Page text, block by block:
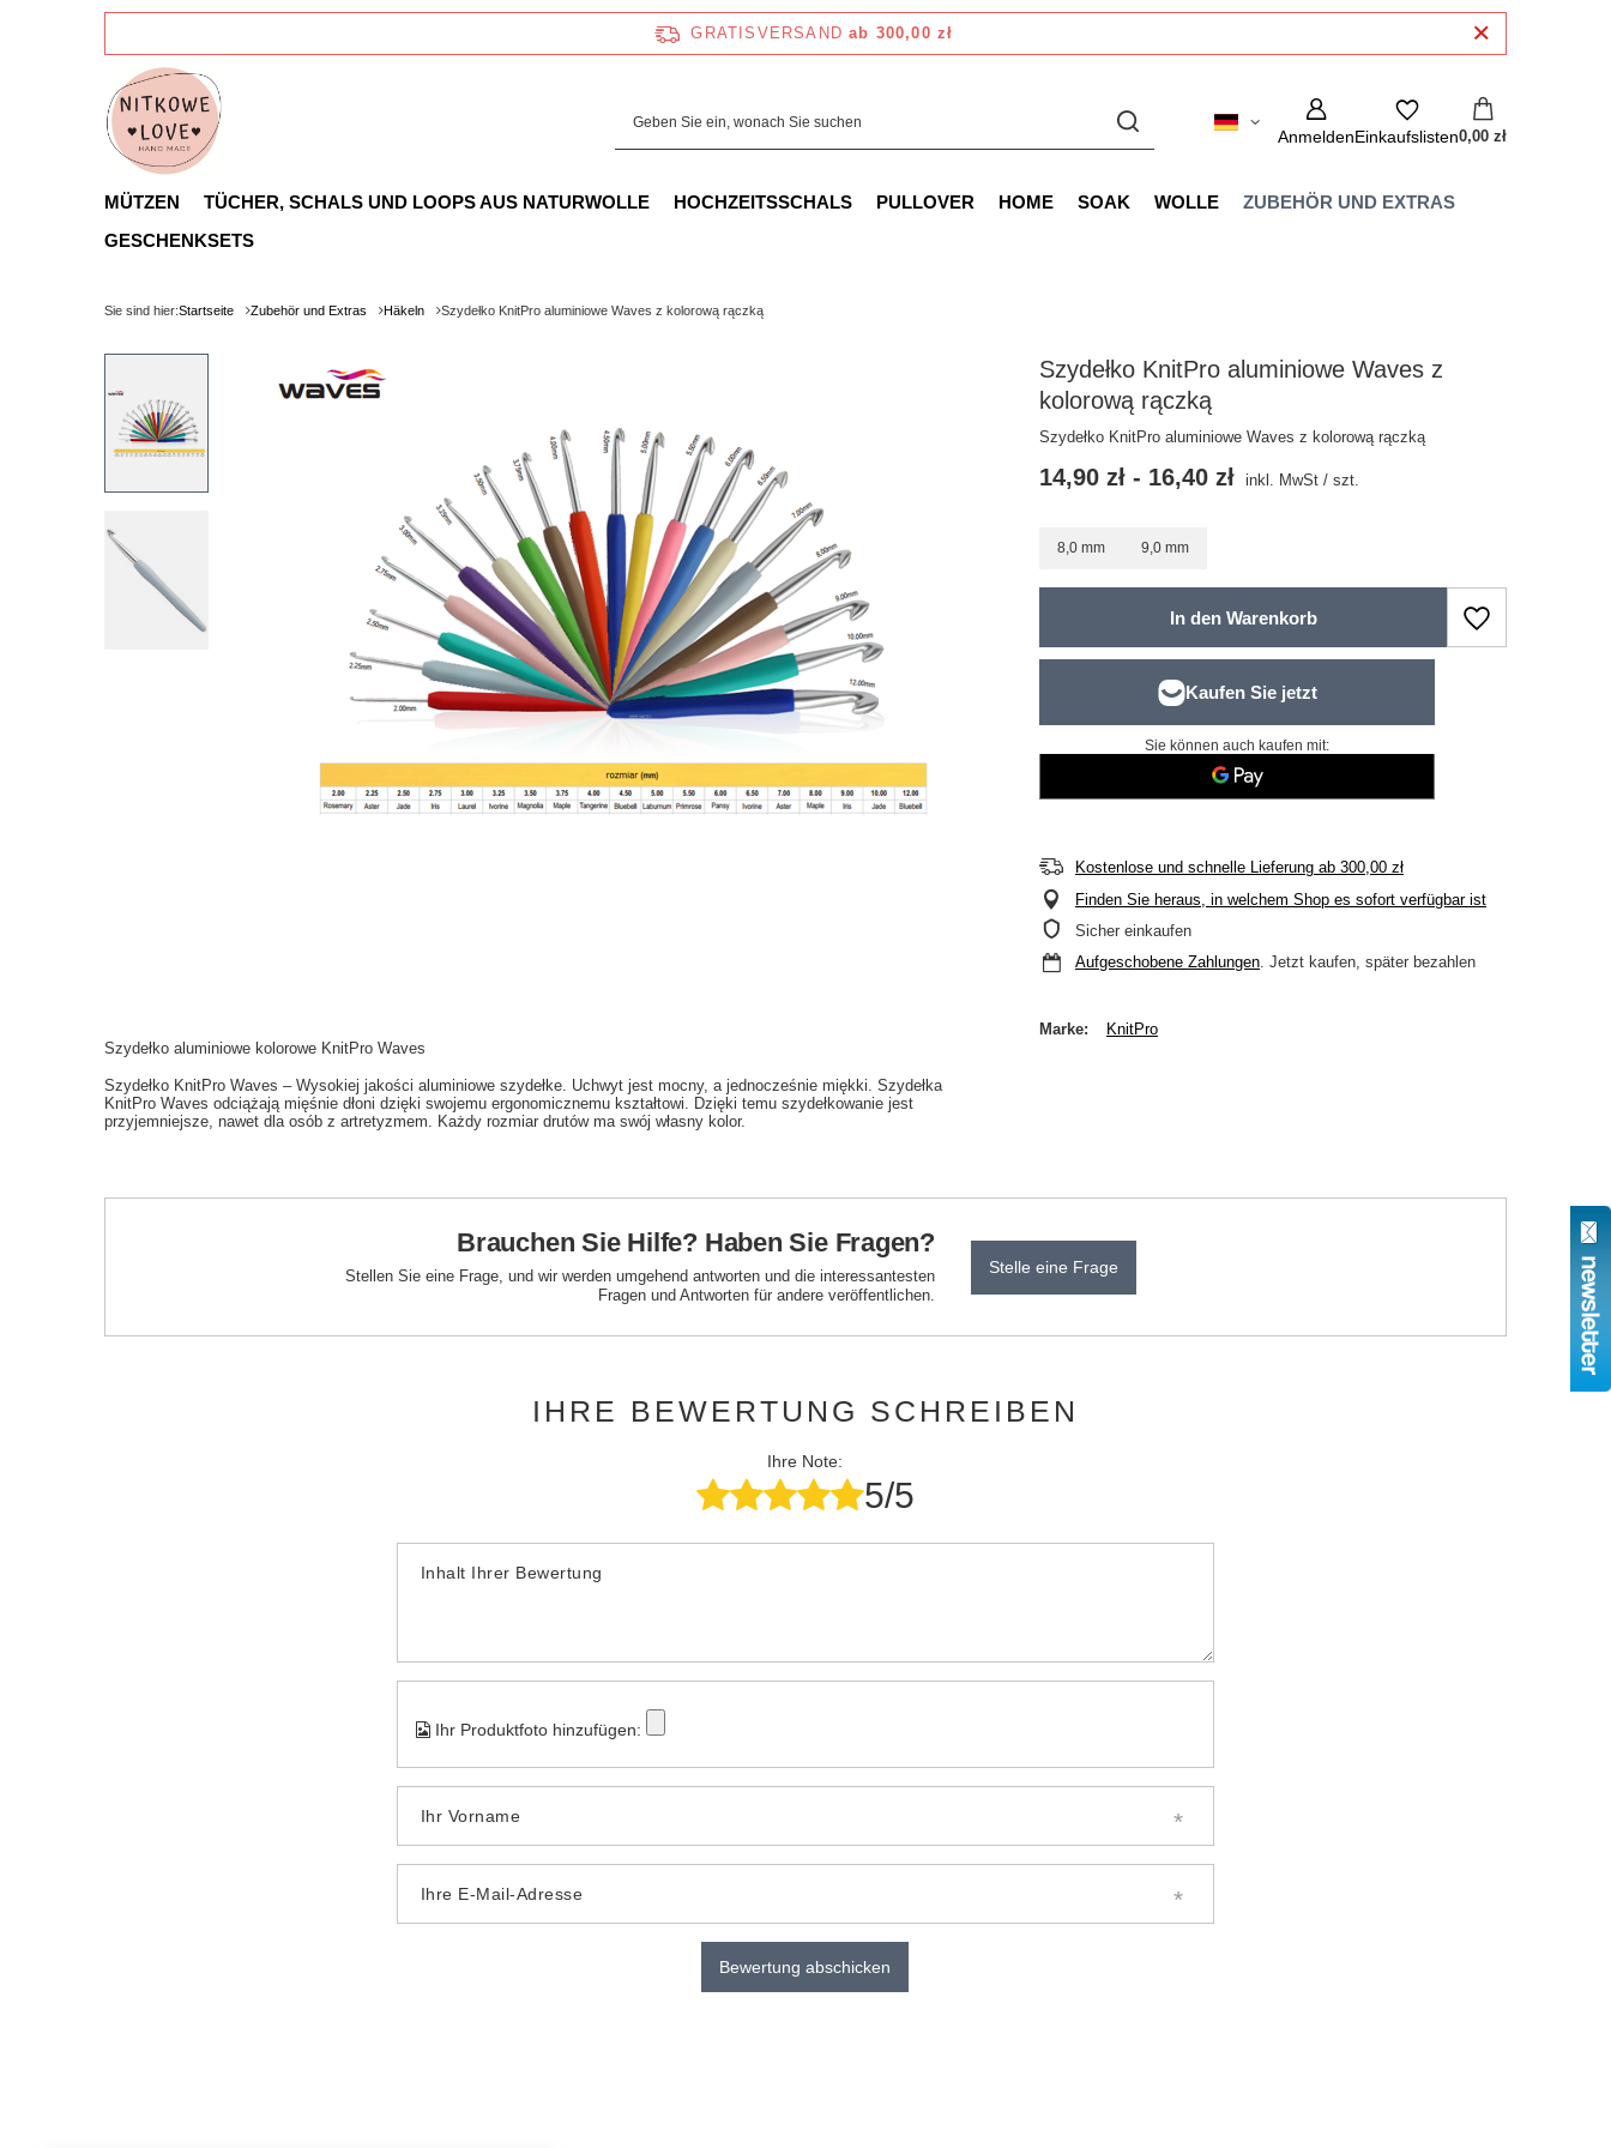
GRATISVERSAND ab 300,00 zł
AnmeldenEinkaufslisten0,00 zł
MÜTZEN TÜCHER, SCHALS UND LOOPS AUS NATURWOLLE HOCHZEITSSCHALS PULLOVER HOME SOAK WOLLE
ZUBEHÖR UND EXTRAS
GESCHENKSETS
Sie sind hier:Startseite Zubehör und Extras Häkeln Szydełko KnitPro aluminiowe Waves z kolorową rączką
Szydełko KnitPro aluminiowe Waves z
kolorową rączką
Szydełko KnitPro aluminiowe Waves z kolorową rączką
8,0 mm 9,0 mm
14,90 zł - 16,40 zł inkl. MwSt /szt.
In den Warenkorb
Sie können auch kaufen mit:
Kostenlose und schnelle Lieferung ab300,00 zł
Finden Sie heraus, in welchem Shop es sofort verfügbar ist
Sicher einkaufen
Aufgeschobene Zahlungen. Jetzt kaufen, später bezahlen
Szydełko aluminiowe kolorowe KnitPro Waves
Szydełko KnitPro Waves – Wysokiej jakości aluminiowe szydełke. Uchwyt jest mocny, a jednocześnie miękki. Szydełka
KnitPro Waves odciążają mięśnie dłoni dzięki swojemu ergonomicznemu kształtowi. Dzięki temu szydełkowanie jest
przyjemniejsze, nawet dla osób z artretyzmem. Każdy rozmiar drutów ma swój własny kolor.
Marke KnitPro
Brauchen Sie Hilfe? Haben Sie Fragen?
Stellen Sie eine Frage, und wir werden umgehend antworten und die interessantesten
Fragen und Antworten für andere veröffentlichen.
Stelle eine Frage
IHRE BEWERTUNG SCHREIBEN
Ihre Note:
5/5
Inhalt Ihrer Bewertung
Ihr Produktfoto hinzufügen:
Ihr Vorname
Ihre E-Mail-Adresse
Bewertung abschicken